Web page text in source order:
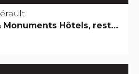
restaurants, bars Gastronomie [à boire] Edifices remarquables